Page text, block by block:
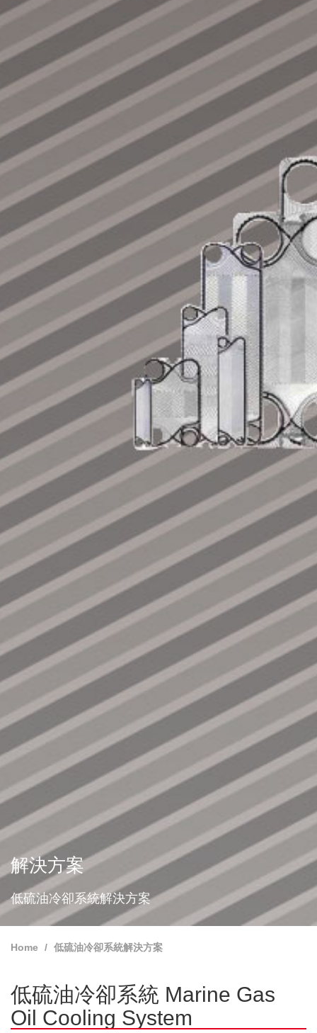
解決方案
低硫油冷卻系統解決方案
Home 低硫油冷卻系統解決方案
低硫油冷卻系統 Marine Gas
Oil Cooling System